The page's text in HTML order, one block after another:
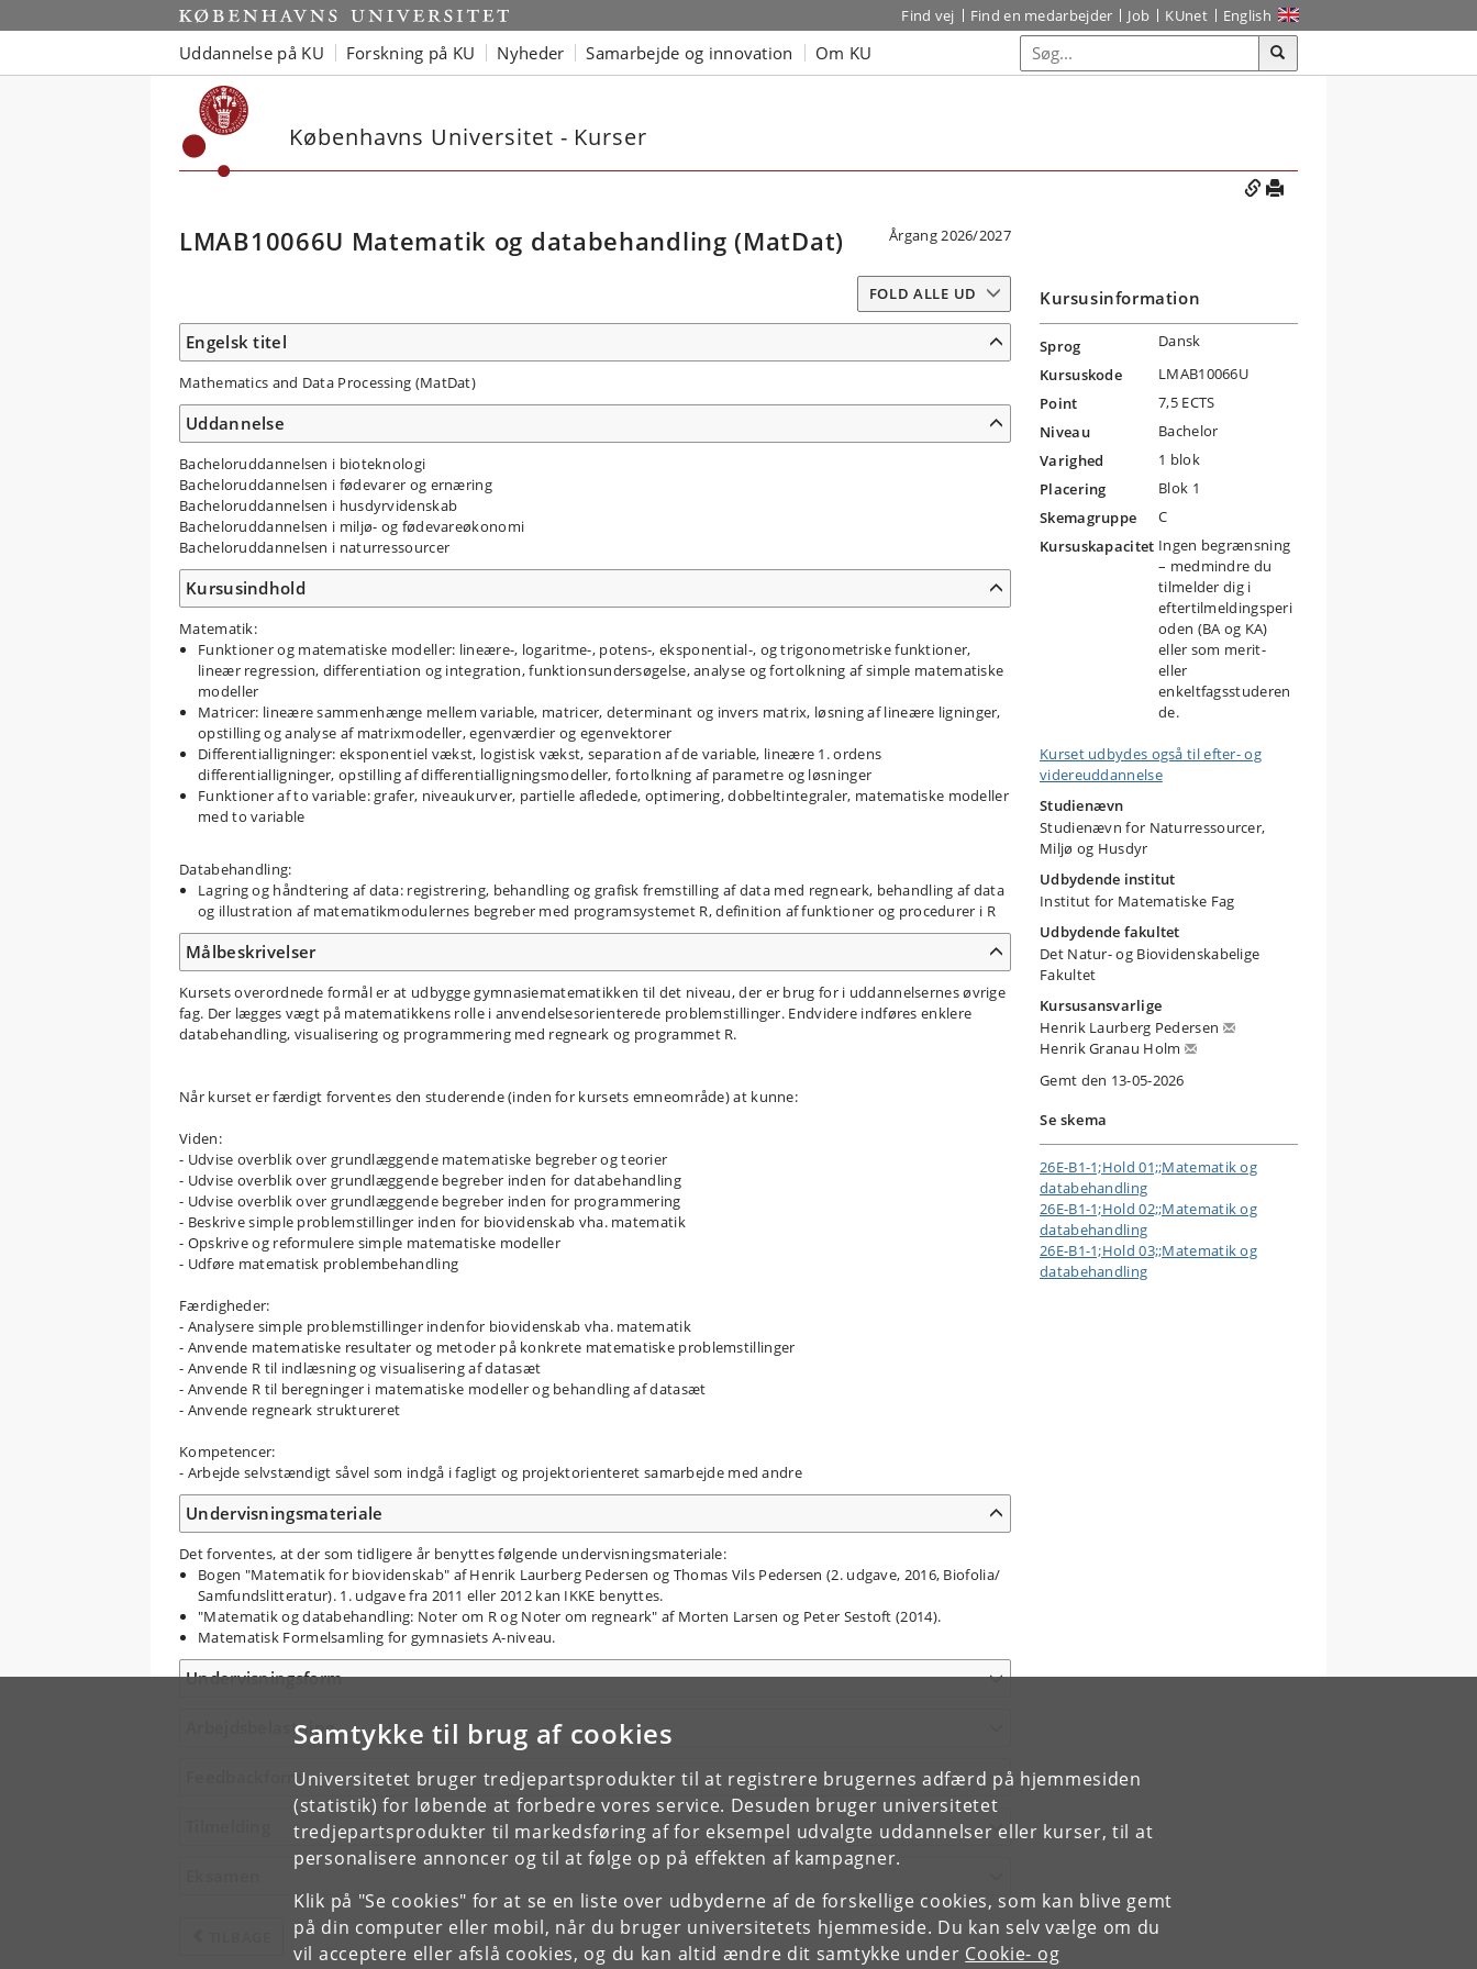
Samtykke til brug af cookies
Universitetet bruger tredjepartsprodukter til at registrere brugernes adfærd på hjemmesiden
(statistik) for løbende at forbedre vores service. Desuden bruger universitetet
tredjepartsprodukter til markedsføring af for eksempel udvalgte uddannelser eller kurser, til at
personalisere annoncer og til at følge op på effekten af kampagner.
Klik på "Se cookies" for at se en liste over udbyderne af de forskellige cookies, som kan blive gemt
på din computer eller mobil, når du bruger universitetets hjemmeside. Du kan selv vælge om du
vil acceptere eller afslå cookies, og du kan altid ændre dit samtykke under Cookie- og
Find vej Find en medarbejder Job KUnet English
Uddannelse på KU Forskning på KU Nyheder Samarbejde og innovation Om KU
Københavns Universitet - Kurser
LMAB10066U Matematik og databehandling (MatDat) Årgang 2026/2027
FOLD ALLE UD
Engelsk titel
Mathematics and Data Processing (MatDat)
Uddannelse
Bacheloruddannelsen i bioteknologi
Bacheloruddannelsen i fødevarer og ernæring
Bacheloruddannelsen i husdyrvidenskab
Bacheloruddannelsen i miljø- og fødevareøkonomi
Bacheloruddannelsen i naturressourcer
Kursusindhold
Matematik:
Funktioner og matematiske modeller: lineære-, logaritme-, potens-, eksponential-, og trigonometriske funktioner,
lineær regression, differentiation og integration, funktionsundersøgelse, analyse og fortolkning af simple matematiske
modeller
Matricer: lineære sammenhænge mellem variable, matricer, determinant og invers matrix, løsning af lineære ligninger,
opstilling og analyse af matrixmodeller, egenværdier og egenvektorer
Differentialligninger: eksponentiel vækst, logistisk vækst, separation af de variable, lineære 1. ordens
differentialligninger, opstilling af differentialligningsmodeller, fortolkning af parametre og løsninger
Funktioner af to variable: grafer, niveaukurver, partielle afledede, optimering, dobbeltintegraler, matematiske modeller
med to variable
Databehandling:
Lagring og håndtering af data: registrering, behandling og grafisk fremstilling af data med regneark, behandling af data
og illustration af matematikmodulernes begreber med programsystemet R, definition af funktioner og procedurer i R
Målbeskrivelser
Kursets overordnede formål er at udbygge gymnasiematematikken til det niveau, der er brug for i uddannelsernes øvrige
fag. Der lægges vægt på matematikkens rolle i anvendelsesorienterede problemstillinger. Endvidere indføres enklere
databehandling, visualisering og programmering med regneark og programmet R.
Når kurset er færdigt forventes den studerende (inden for kursets emneområde) at kunne:
Viden:
- Udvise overblik over grundlæggende matematiske begreber og teorier
- Udvise overblik over grundlæggende begreber inden for databehandling
- Udvise overblik over grundlæggende begreber inden for programmering
- Beskrive simple problemstillinger inden for biovidenskab vha. matematik
- Opskrive og reformulere simple matematiske modeller
- Udføre matematisk problembehandling
Færdigheder:
- Analysere simple problemstillinger indenfor biovidenskab vha. matematik
- Anvende matematiske resultater og metoder på konkrete matematiske problemstillinger
- Anvende R til indlæsning og visualisering af datasæt
- Anvende R til beregninger i matematiske modeller og behandling af datasæt
- Anvende regneark struktureret
Kompetencer:
- Arbejde selvstændigt såvel som indgå i fagligt og projektorienteret samarbejde med andre
Undervisningsmateriale
Det forventes, at der som tidligere år benyttes følgende undervisningsmateriale:
Bogen "Matematik for biovidenskab" af Henrik Laurberg Pedersen og Thomas Vils Pedersen (2. udgave, 2016, Biofolia/​
Samfundslitteratur). 1. udgave fra 2011 eller 2012 kan IKKE benyttes.
"Matematik og databehandling: Noter om R og Noter om regneark" af Morten Larsen og Peter Sestoft (2014).
Matematisk Formelsamling for gymnasiets A-niveau.
Undervisningsform
Arbejdsbelastning
Feedbackform
Kursusinformation
Sprog
Dansk
Kursuskode
LMAB10066U
Point
7,5 ECTS
Niveau
Bachelor
Varighed
1 blok
Placering
Blok 1
Skemagruppe
C
Kursuskapacitet Ingen begrænsning
– medmindre du
tilmelder dig i
eftertilmeldingsperi
oden (BA og KA)
eller som merit-
eller
enkeltfagsstuderen
de.
Kurset udbydes også til efter- og
videreuddannelse
Studienævn
Studienævn for Naturressourcer,
Miljø og Husdyr
Udbydende institut
Institut for Matematiske Fag
Udbydende fakultet
Det Natur- og Biovidenskabelige
Fakultet
Kursusansvarlige
Henrik Laurberg Pedersen
Henrik Granau Holm
Gemt den 13-05-2026
Se skema
26E-B1-1;Hold 01;;Matematik og
databehandling
26E-B1-1;Hold 02;;Matematik og
databehandling
26E-B1-1;Hold 03;;Matematik og
databehandling